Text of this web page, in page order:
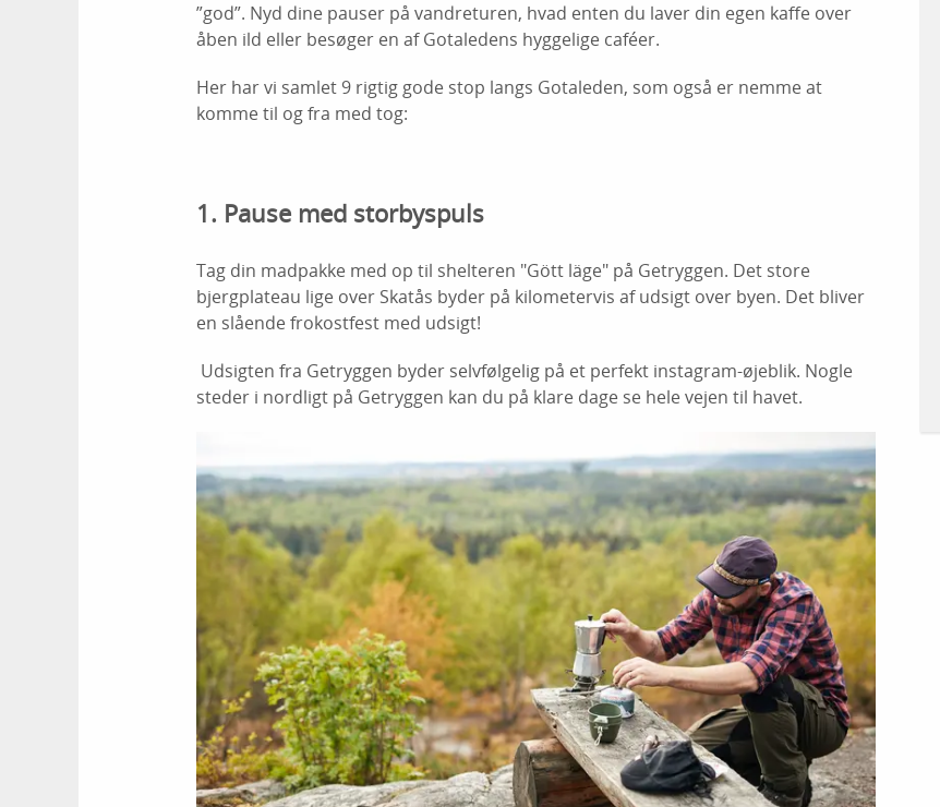
”god”. Nyd dine pauser på vandreturen, hvad enten du laver din egen kaffe over
åben ild eller besøger en af ​​Gotaledens hyggelige caféer.
Her har vi samlet 9 rigtig gode stop langs Gotaleden, som også er nemme at
komme til og fra med tog:
1. Pause med storbyspuls
Tag din madpakke med op til shelteren "Gött läge" på Getryggen. Det store
bjergplateau lige over Skatås byder på kilometervis af udsigt over byen. Det bliver
en slående frokostfest med udsigt!
Udsigten fra Getryggen byder selvfølgelig på et perfekt instagram-øjeblik. Nogle
steder i nordligt på Getryggen kan du på klare dage se hele vejen til havet.